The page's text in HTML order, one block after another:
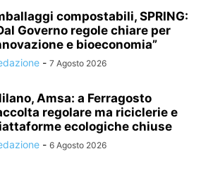
compostabili, SPRING:
Governo regole chiare per
e bioeconomia”
- 7 Agosto 2026
Amsa: a Ferragosto
regolare ma riciclerie e
ecologiche chiuse
- 6 Agosto 2026